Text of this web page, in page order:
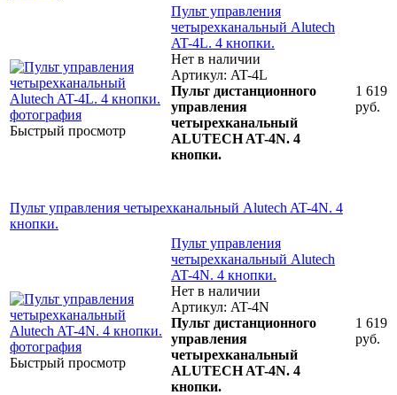
Быстрый просмотр
Пульт управления
четырехканальный Alutech
AT-4L. 4 кнопки.
Нет в наличии
Артикул: AT-4L
Пульт дистанционного
управления
четырехканальный
ALUTECH AT-4N. 4
кнопки.
1 619
руб.
Пульт управления четырехканальный Alutech AT-4N. 4
кнопки.
Быстрый просмотр
Пульт управления
четырехканальный Alutech
AT-4N. 4 кнопки.
Нет в наличии
Артикул: AT-4N
Пульт дистанционного
управления
четырехканальный
ALUTECH AT-4N. 4
кнопки.
1 619
руб.